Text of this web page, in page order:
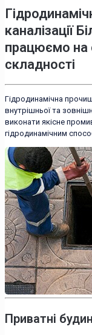
каналізації
працюємо на
складності
Гідродинамічна
внутрішньої та
виконати якісне
гідродинамічним
Приватні